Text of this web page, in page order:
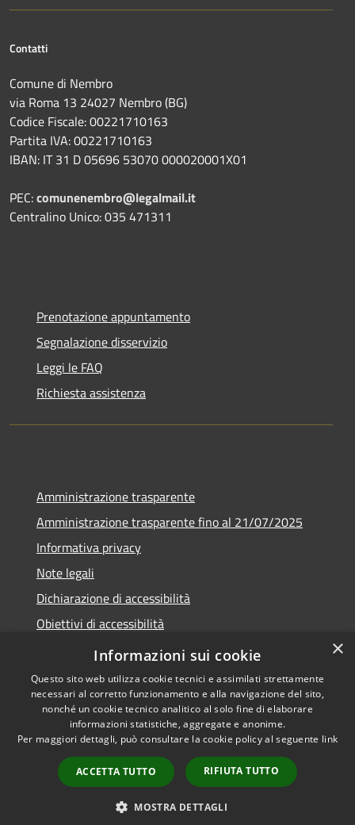
Contatti
Comune di Nembro
via Roma 13 24027 Nembro (BG)
Codice Fiscale: 00221710163
Partita IVA: 00221710163
IBAN: IT 31 D 05696 53070 000020001X01
PEC:comunenembro@legalmail.it
Centralino Unico: 035 471311
Prenotazione appuntamento
Segnalazione disservizio
Leggi le FAQ
Richiesta assistenza
Amministrazione trasparente
Amministrazione trasparente fino al 21/07/2025
Informativa privacy
Note legali
Dichiarazione di accessibilità
Obiettivi di accessibilità
Piano di miglioramento
Accessibilità
Copyright © 2026 • Comune di
Nembro • Powered by
Municipium•
Accesso
redazione
×
Informazioni sui cookie
Questo sito web utilizza cookie tecnici e assimilati strettamente
necessari al corretto funzionamento e alla navigazione del sito,
nonché un cookie tecnico analitico al solo fine di elaborare
informazioni statistiche, aggregate e anonime.
Per maggiori dettagli, può consultare la cookie policy al seguente link
ACCETTA TUTTO RIFIUTA TUTTO
MOSTRA DETTAGLI